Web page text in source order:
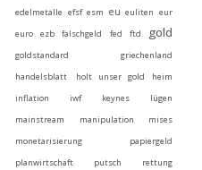
edelmetalle efsf esm eu euliten eur
euro
ezb falschgeld fed ftd gold
goldstandard
griechenland
handelsblatt
holt unser gold heim
inflation
iwf keynes
lügen
mainstream
manipulation
mises
monetarisierung
papiergeld
planwirtschaft
putsch
rettung